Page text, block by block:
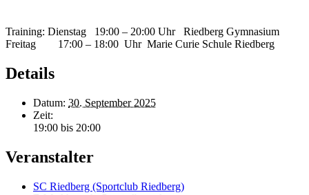
Training: Dienstag 19:00 – 20:00 Uhr Riedberg Gymnasium
Freitag 17:00 – 18:00 Uhr Marie Curie Schule Riedberg
Details
Datum: 30. September 2025
Zeit:
19:00 bis 20:00
Veranstalter
SC Riedberg (Sportclub Riedberg)